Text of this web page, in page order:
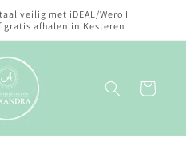
veilig met iDEAL/Wero I
gratis afhalen in Kesteren
Winkelwagen